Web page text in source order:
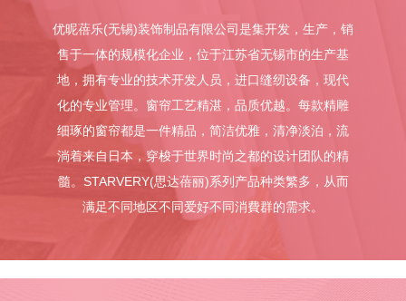
优昵蓓乐(无锡)装饰制品有限公司是集开发，生产，销
售于一体的规模化企业，位于江苏省无锡市的生产基
地，拥有专业的技术开发人员，进口缝纫设备，现代
化的专业管理。窗帘工艺精湛，品质优越。每款精雕
细琢的窗帘都是一件精品，简洁优雅，清净淡泊，流
淌着来自日本，穿梭于世界时尚之都的设计团队的精
髓。STARVERY(思达蓓丽)系列产品种类繁多，从而
满足不同地区不同爱好不同消費群的需求。